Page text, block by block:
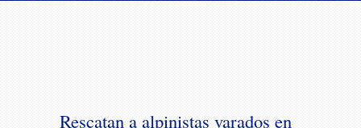
Rescatan a alpinistas varados en